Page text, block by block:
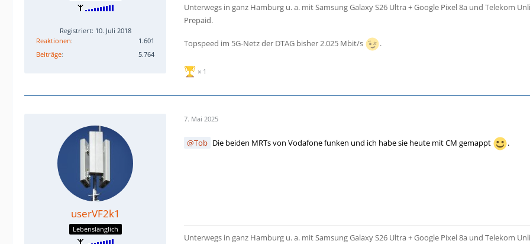
Registriert: 10. Juli 2018
Reaktionen
1.601
Beiträge
5.764
Unterwegs in ganz Hamburg u. a. mit Samsung Galaxy S26 Ultra + Google Pixel 8a und Telekom
Prepaid.
Topspeed im 5G-Netz der DTAG bisher 2.025 Mbit/s .
1
userVF2k1
Lebenslänglich
7. Mai 2025
Tob Die beiden MRTs von Vodafone funken und ich habe sie heute mit CM gemappt .
Unterwegs in ganz Hamburg u. a. mit Samsung Galaxy S26 Ultra + Google Pixel 8a und Telekom